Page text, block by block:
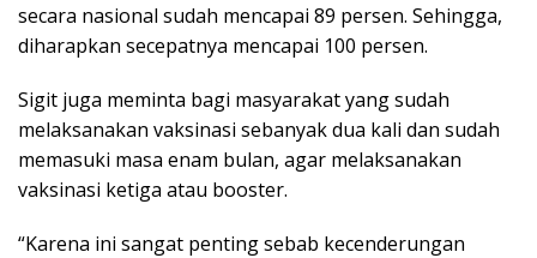
secara nasional sudah mencapai 89 persen. Sehingga,
diharapkan secepatnya mencapai 100 persen.
Sigit juga meminta bagi masyarakat yang sudah
melaksanakan vaksinasi sebanyak dua kali dan sudah
memasuki masa enam bulan, agar melaksanakan
vaksinasi ketiga atau booster.
“Karena ini sangat penting sebab kecenderungan